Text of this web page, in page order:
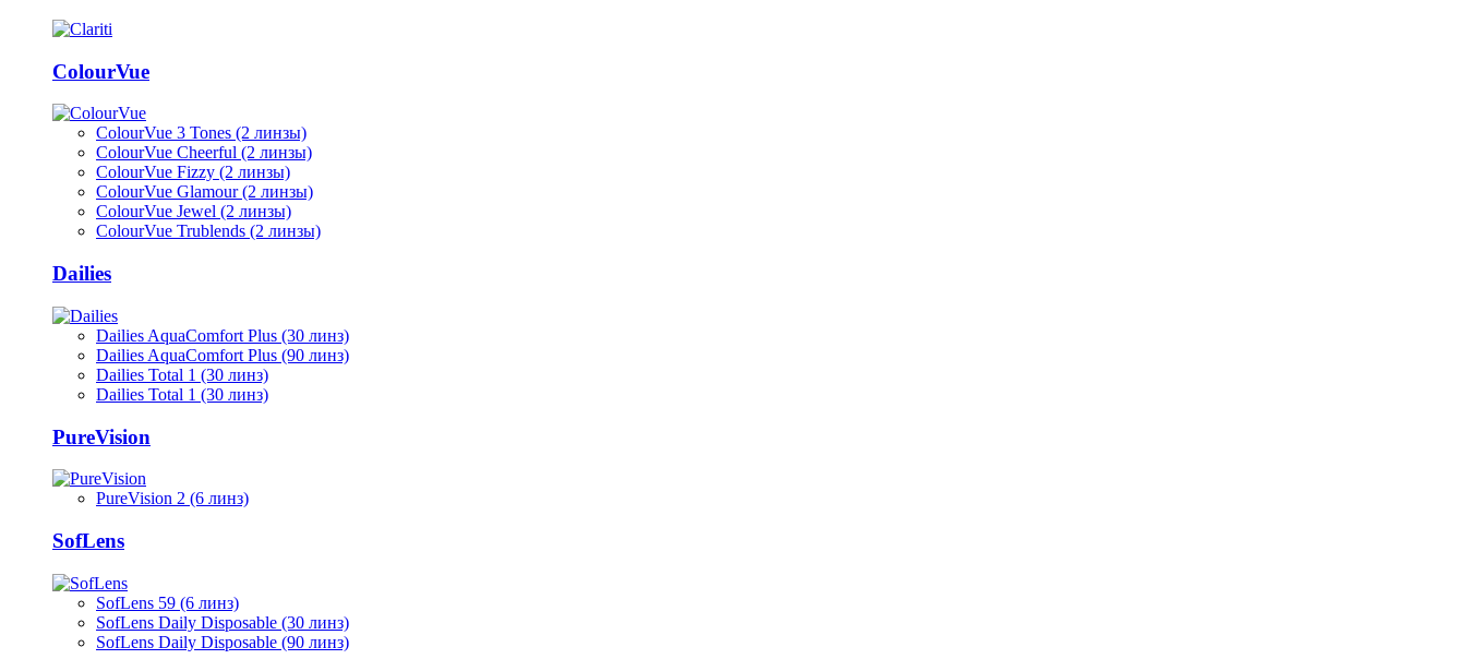
ColourVue
ColourVue 3 Tones (2 линзы)
ColourVue Cheerful (2 линзы)
ColourVue Fizzy (2 линзы)
ColourVue Glamour (2 линзы)
ColourVue Jewel (2 линзы)
ColourVue Trublends (2 линзы)
Dailies
Dailies AquaComfort Plus (30 линз)
Dailies AquaComfort Plus (90 линз)
Dailies Total 1 (30 линз)
Dailies Total 1 (30 линз)
PureVision
PureVision 2 (6 линз)
SofLens
SofLens 59 (6 линз)
SofLens Daily Disposable (30 линз)
SofLens Daily Disposable (90 линз)